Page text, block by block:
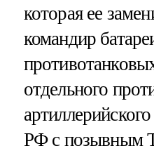
которая ее
командир
отдельного
РФ с позывным